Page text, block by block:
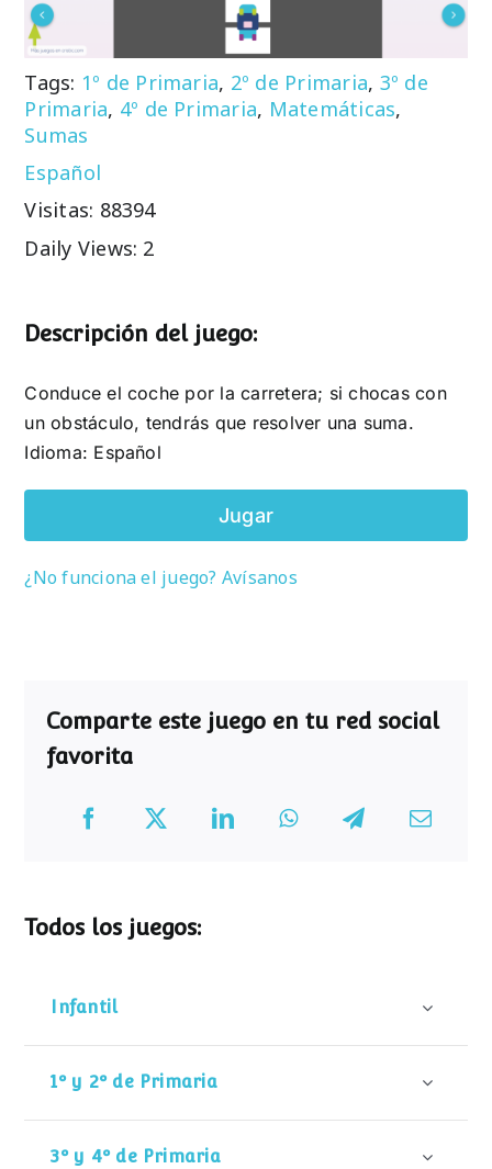
Tags: 1º de Primaria, 2º de Primaria, 3º de
Primaria, 4º de Primaria, Matemáticas,
Sumas
Español
Visitas: 88394
Daily Views: 2
Descripción del juego:
Conduce el coche por la carretera; si chocas con
un obstáculo, tendrás que resolver una suma.
Idioma: Español
Jugar
¿No funciona el juego? Avísanos
Comparte este juego en tu red social
favorita
Todos los juegos:
Infantil
1º y 2º de Primaria
3º y 4º de Primaria